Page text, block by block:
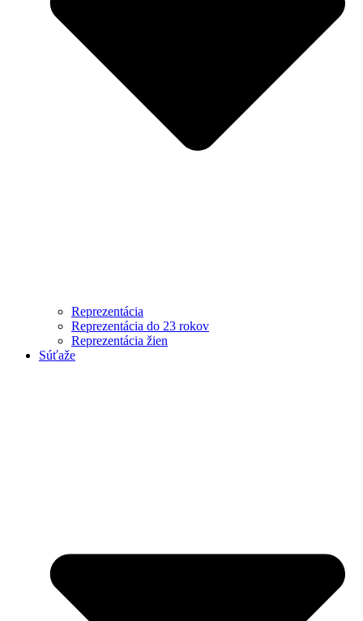
Reprezentácia
Reprezentácia do 23 rokov
Reprezentácia žien
Súťaže